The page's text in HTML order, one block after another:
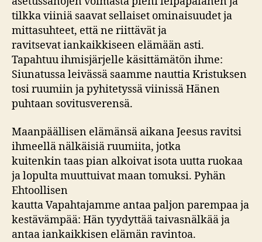
tilkka viiniä saavat sellaiset ominaisuudet ja
mittasuhteet, että ne riittävät ja
ravitsevat iankaikkiseen elämään asti.
Tapahtuu ihmisjärjelle käsittämätön ihme:
Siunatussa leivässä saamme nauttia Kristuksen
tosi ruumiin ja pyhitetyssä viinissä Hänen
puhtaan sovitusverensä.
Maanpäällisen elämänsä aikana Jeesus ravitsi
ihmeellä nälkäisiä ruumiita, jotka
kuitenkin taas pian alkoivat isota uutta ruokaa
ja lopulta muuttuivat maan tomuksi. Pyhän
Ehtoollisen
kautta Vapahtajamme antaa paljon parempaa ja
kestävämpää: Hän tyydyttää taivasnälkää ja
antaa iankaikkisen elämän ravintoa.